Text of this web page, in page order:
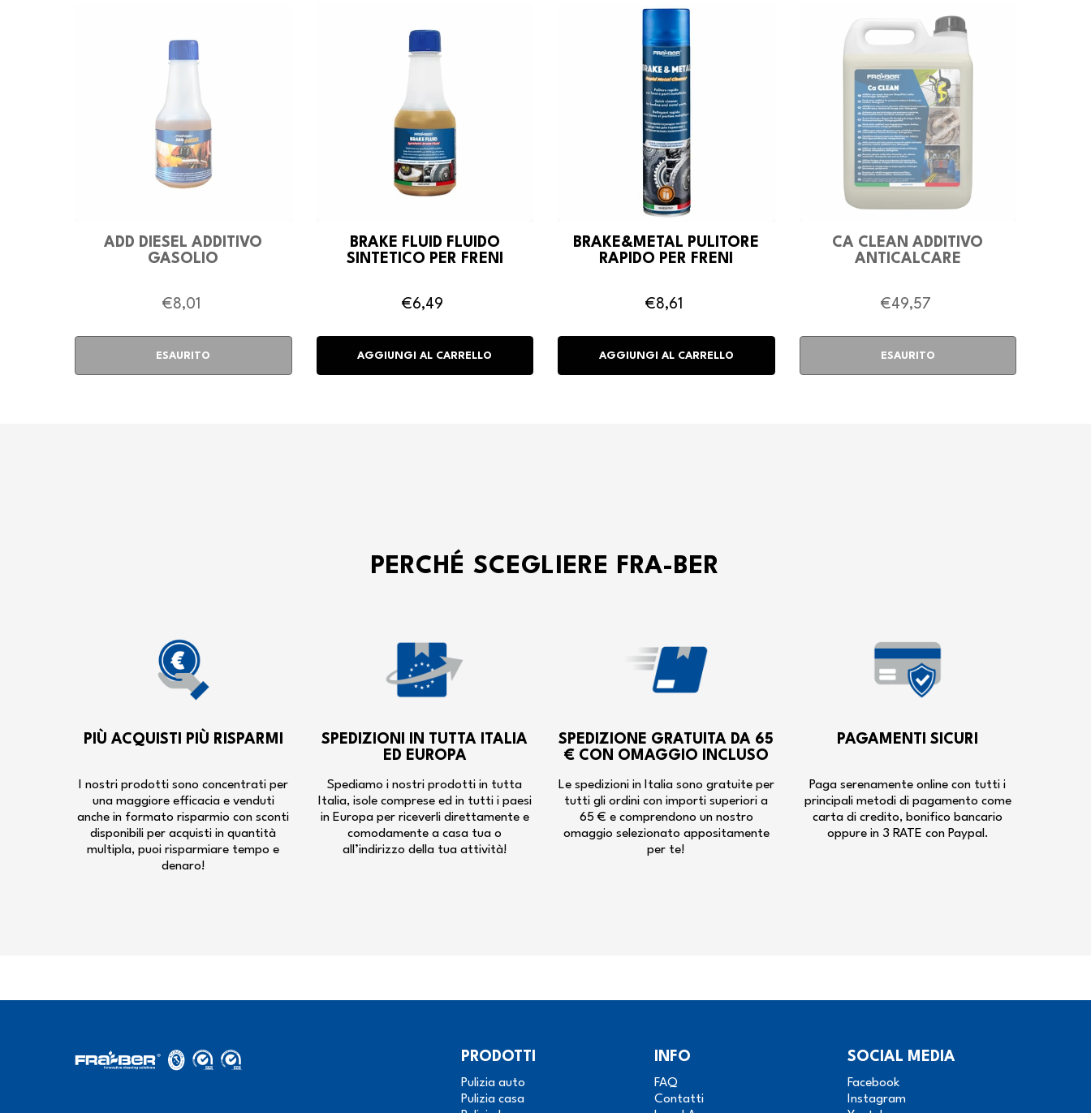
ADD DIESEL ADDITIVO
GASOLIO
€8,01
BRAKE FLUID FLUIDO
SINTETICO PER FRENI
€6,49
BRAKE&METAL PULITORE
RAPIDO PER FRENI
€8,61
CA CLEAN ADDITIVO
ANTICALCARE
€49,57
PERCHÉ SCEGLIERE FRA-BER
PIÙ ACQUISTI PIÙ RISPARMI
I nostri prodotti sono concentrati per
una maggiore efficacia e venduti
anche in formato risparmio con sconti
disponibili per acquisti in quantità
multipla, puoi risparmiare tempo e
denaro!
SPEDIZIONI IN TUTTA ITALIA
ED EUROPA
Spediamo i nostri prodotti in tutta
Italia, isole comprese ed in tutti i paesi
in Europa per riceverli direttamente e
comodamente a casa tua o
all’indirizzo della tua attività!
SPEDIZIONE GRATUITA DA 65
€ CON OMAGGIO INCLUSO
Le spedizioni in Italia sono gratuite per
tutti gli ordini con importi superiori a
65 € e comprendono un nostro
omaggio selezionato appositamente
per te!
PAGAMENTI SICURI
Paga serenamente online con tutti i
principali metodi di pagamento come
carta di credito, bonifico bancario
oppure in 3 RATE con Paypal.
PRODOTTI
Pulizia auto
Pulizia casa
INFO
FAQ
Contatti
SOCIAL MEDIA
Facebook
Instagram